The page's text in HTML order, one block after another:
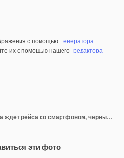
с помощью генератора
их с помощью нашего редактора
Африканский мужчина ждет рейса со смартфоном, черный парень лежит на скамейке рядом с багажом в аэропорту
эти фото